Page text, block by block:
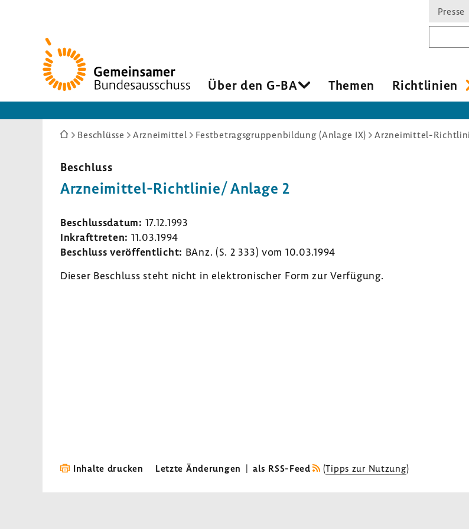
Zur
Startseite
Presse
Über den G-BA Themen Richt­li­nien
Sie
hier:
Beschlüsse Arzneimittel Festbetragsgruppenbildung (Anlage IX) Arzneimittel-
Beschluss
Arzneimittel-​Richtlinie/ Anlage 2
Beschluss­datum: 17.12.1993
Inkraft­treten: 11.03.1994
Beschluss veröf­fent­licht: BAnz. (S. 2 333) vom 10.03.1994
Dieser Beschluss steht nicht in elek­tro­ni­scher Form zur Verfü­gung.
Inhalte drucken Letzte Änderungen | als RSS-Feed (Tipps zur Nutzung)